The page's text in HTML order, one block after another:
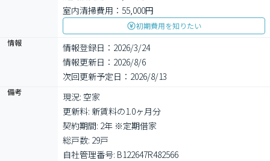
室内清掃費用：55,000円
初期費用を知りたい
情報
情報登録日：2026/3/24
情報更新日：2026/8/6
次回更新予定日：2026/8/13
備考
現況: 空家
更新料: 新賃料の1.0ヶ月分
契約期間: 2年 ※定期借家
総戸数: 29戸
自社管理番号: B122647R482566